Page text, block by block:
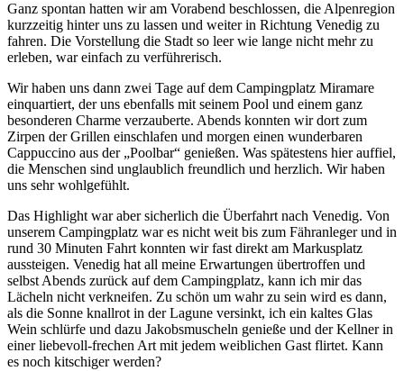
Ganz spontan hatten wir am Vorabend beschlossen, die Alpenregion
kurzzeitig hinter uns zu lassen und weiter in Richtung Venedig zu
fahren. Die Vorstellung die Stadt so leer wie lange nicht mehr zu
erleben, war einfach zu verführerisch.
Wir haben uns dann zwei Tage auf dem Campingplatz Miramare
einquartiert, der uns ebenfalls mit seinem Pool und einem ganz
besonderen Charme verzauberte. Abends konnten wir dort zum
Zirpen der Grillen einschlafen und morgen einen wunderbaren
Cappuccino aus der „Poolbar“ genießen. Was spätestens hier auffiel,
die Menschen sind unglaublich freundlich und herzlich. Wir haben
uns sehr wohlgefühlt.
Das Highlight war aber sicherlich die Überfahrt nach Venedig. Von
unserem Campingplatz war es nicht weit bis zum Fähranleger und in
rund 30 Minuten Fahrt konnten wir fast direkt am Markusplatz
aussteigen. Venedig hat all meine Erwartungen übertroffen und
selbst Abends zurück auf dem Campingplatz, kann ich mir das
Lächeln nicht verkneifen. Zu schön um wahr zu sein wird es dann,
als die Sonne knallrot in der Lagune versinkt, ich ein kaltes Glas
Wein schlürfe und dazu Jakobsmuscheln genieße und der Kellner in
einer liebevoll-frechen Art mit jedem weiblichen Gast flirtet. Kann
es noch kitschiger werden?